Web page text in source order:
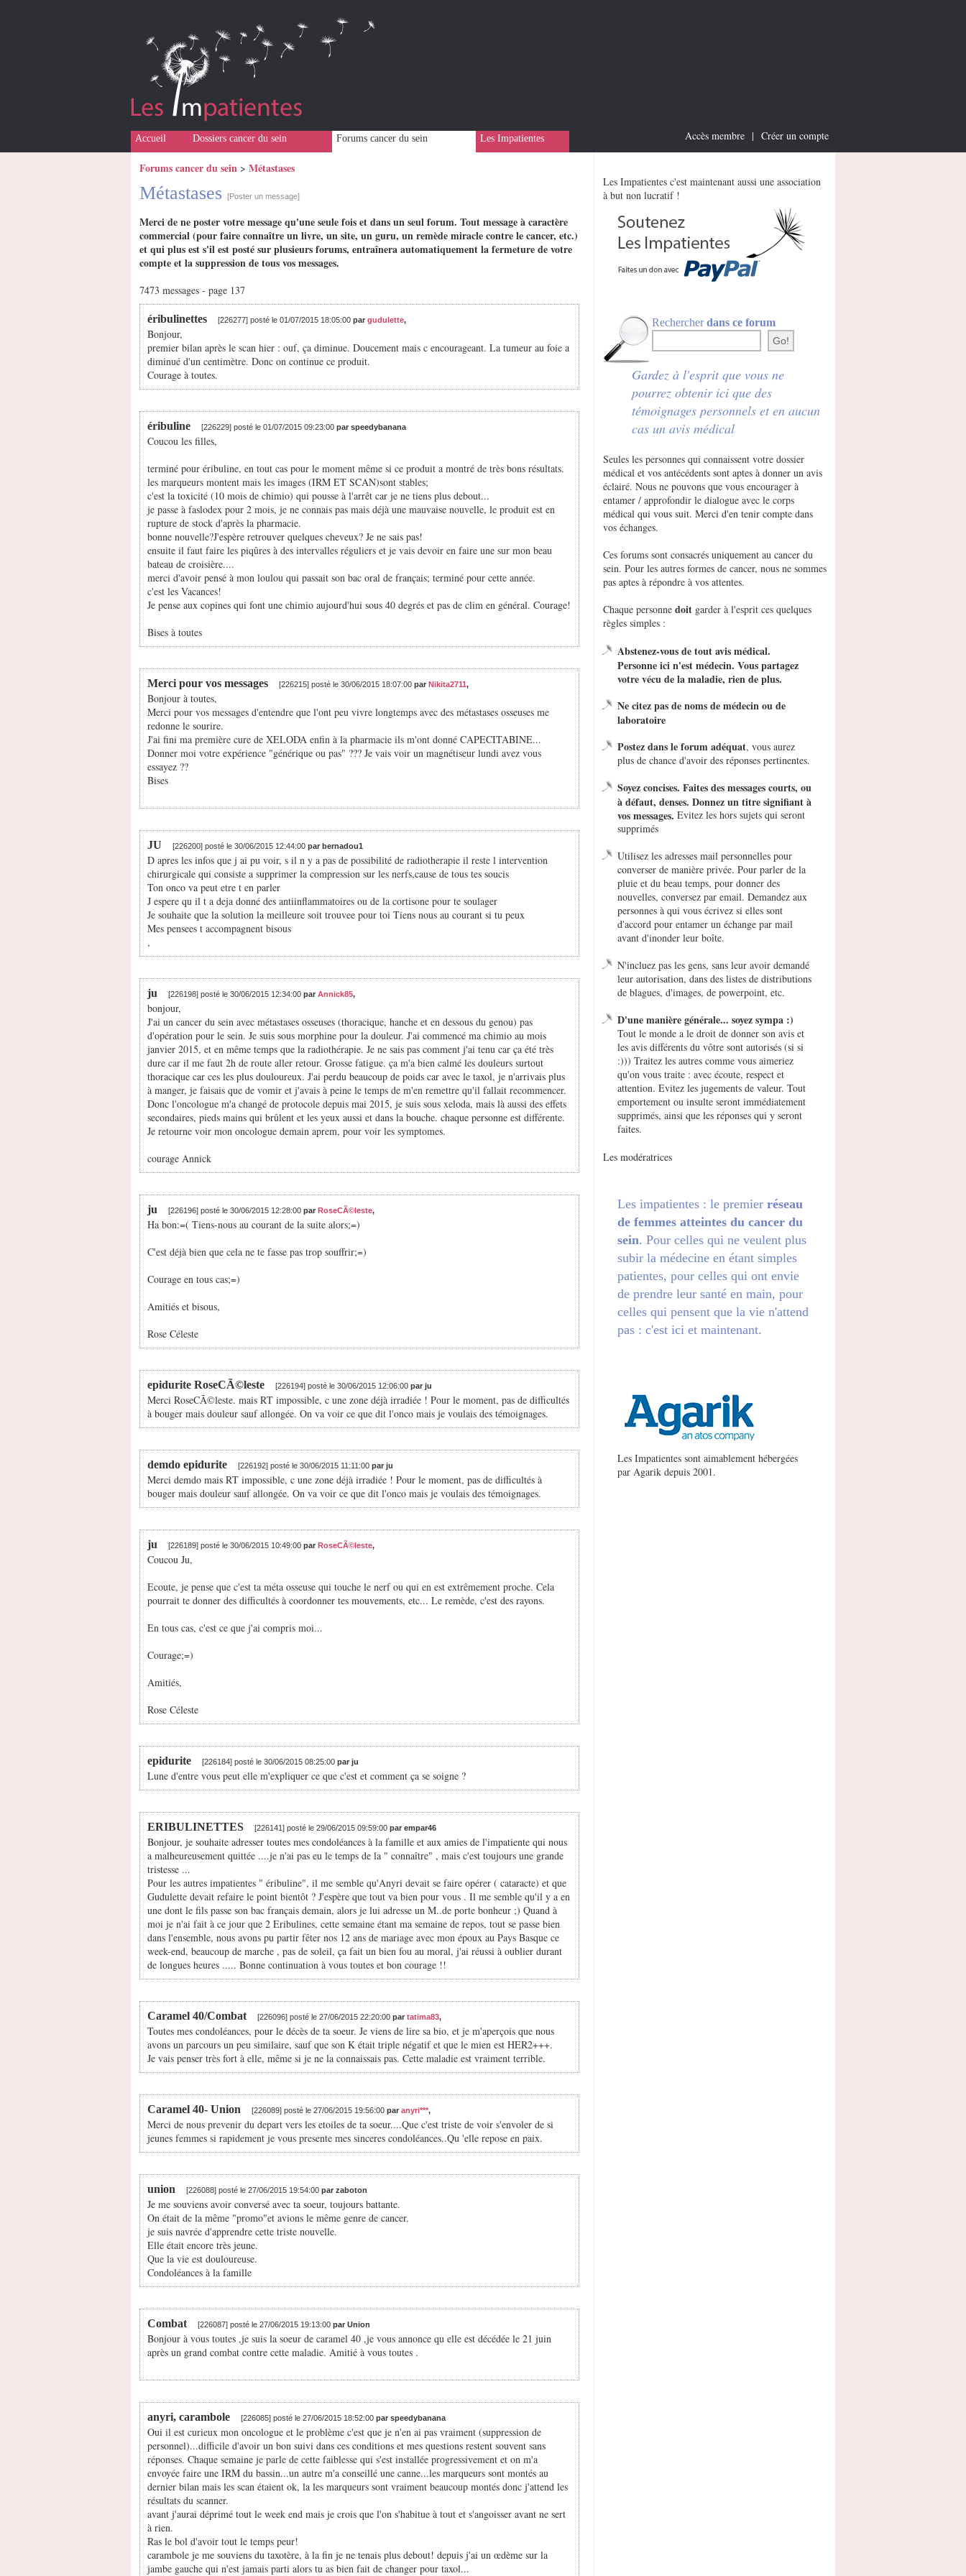
Accueil Dossiers cancer du sein Forums cancer du sein Les Impatientes Accès membre | Créer un compte
Forums cancer du sein > Métastases
Métastases [Poster un message]
Merci de ne poster votre message qu'une seule fois et dans un seul forum. Tout message à caractère
commercial (pour faire connaître un livre, un site, un guru, un remède miracle contre le cancer, etc.)
et qui plus est s'il est posté sur plusieurs forums, entraînera automatiquement la fermeture de votre
compte et la suppression de tous vos messages.
7473 messages - page 137
éribulinettes [226277] posté le 01/07/2015 18:05:00 par gudulette,
Bonjour,
premier bilan après le scan hier : ouf, ça diminue. Doucement mais c encourageant. La tumeur au foie a
diminué d'un centimètre. Donc on continue ce produit.
Courage à toutes.
éribuline [226229] posté le 01/07/2015 09:23:00 par speedybanana
Coucou les filles,
terminé pour éribuline, en tout cas pour le moment même si ce produit a montré de très bons résultats.
les marqueurs montent mais les images (IRM ET SCAN)sont stables;
c'est la toxicité (10 mois de chimio) qui pousse à l'arrêt car je ne tiens plus debout...
je passe à faslodex pour 2 mois, je ne connais pas mais déjà une mauvaise nouvelle, le produit est en
rupture de stock d'après la pharmacie.
bonne nouvelle?J'espère retrouver quelques cheveux? Je ne sais pas!
ensuite il faut faire les piqûres à des intervalles réguliers et je vais devoir en faire une sur mon beau
bateau de croisière....
merci d'avoir pensé à mon loulou qui passait son bac oral de français; terminé pour cette année.
c'est les Vacances!
Je pense aux copines qui font une chimio aujourd'hui sous 40 degrés et pas de clim en général. Courage!
Bises à toutes
Merci pour vos messages [226215] posté le 30/06/2015 18:07:00 par Nikita2711,
Bonjour à toutes,
Merci pour vos messages d'entendre que l'ont peu vivre longtemps avec des métastases osseuses me
redonne le sourire.
J'ai fini ma première cure de XELODA enfin à la pharmacie ils m'ont donné CAPECITABINE...
Donner moi votre expérience "générique ou pas" ??? Je vais voir un magnétiseur lundi avez vous
essayez ??
Bises
JU [226200] posté le 30/06/2015 12:44:00 par bernadou1
D apres les infos que j ai pu voir, s il n y a pas de possibilité de radiotherapie il reste l intervention
chirurgicale qui consiste a supprimer la compression sur les nerfs,cause de tous tes soucis
Ton onco va peut etre t en parler
J espere qu il t a deja donné des antiinflammatoires ou de la cortisone pour te soulager
Je souhaite que la solution la meilleure soit trouvee pour toi Tiens nous au courant si tu peux
Mes pensees t accompagnent bisous
,
ju [226198] posté le 30/06/2015 12:34:00 par Annick85,
bonjour,
J'ai un cancer du sein avec métastases osseuses (thoracique, hanche et en dessous du genou) pas
d'opération pour le sein. Je suis sous morphine pour la douleur. J'ai commencé ma chimio au mois
janvier 2015, et en même temps que la radiothérapie. Je ne sais pas comment j'ai tenu car ça été très
dure car il me faut 2h de route aller retour. Grosse fatigue. ça m'a bien calmé les douleurs surtout
thoracique car ces les plus douloureux. J'ai perdu beaucoup de poids car avec le taxol, je n'arrivais plus
à manger, je faisais que de vomir et j'avais à peine le temps de m'en remettre qu'il fallait recommencer.
Donc l'oncologue m'a changé de protocole depuis mai 2015, je suis sous xeloda, mais là aussi des effets
secondaires, pieds mains qui brûlent et les yeux aussi et dans la bouche. chaque personne est différente.
Je retourne voir mon oncologue demain aprem, pour voir les symptomes.
courage Annick
ju [226196] posté le 30/06/2015 12:28:00 par RoseCÃ©leste,
Ha bon:=( Tiens-nous au courant de la suite alors;=)
C'est déjà bien que cela ne te fasse pas trop souffrir;=)
Courage en tous cas;=)
Amitiés et bisous,
Rose Céleste
epidurite RoseCÃ©leste [226194] posté le 30/06/2015 12:06:00 par ju
Merci RoseCÃ©leste. mais RT impossible, c une zone déjà irradiée ! Pour le moment, pas de difficultés
à bouger mais douleur sauf allongée. On va voir ce que dit l'onco mais je voulais des témoignages.
demdo epidurite [226192] posté le 30/06/2015 11:11:00 par ju
Merci demdo mais RT impossible, c une zone déjà irradiée ! Pour le moment, pas de difficultés à
bouger mais douleur sauf allongée. On va voir ce que dit l'onco mais je voulais des témoignages.
ju [226189] posté le 30/06/2015 10:49:00 par RoseCÃ©leste,
Coucou Ju,
Ecoute, je pense que c'est ta méta osseuse qui touche le nerf ou qui en est extrêmement proche. Cela
pourrait te donner des difficultés à coordonner tes mouvements, etc... Le remède, c'est des rayons.
En tous cas, c'est ce que j'ai compris moi...
Courage;=)
Amitiés,
Rose Céleste
epidurite [226184] posté le 30/06/2015 08:25:00 par ju
Lune d'entre vous peut elle m'expliquer ce que c'est et comment ça se soigne ?
ERIBULINETTES [226141] posté le 29/06/2015 09:59:00 par empar46
Bonjour, je souhaite adresser toutes mes condoléances à la famille et aux amies de l'impatiente qui nous
a malheureusement quittée ....je n'ai pas eu le temps de la " connaître" , mais c'est toujours une grande
tristesse ...
Pour les autres impatientes " éribuline", il me semble qu'Anyri devait se faire opérer ( cataracte) et que
Gudulette devait refaire le point bientôt ? J'espère que tout va bien pour vous . Il me semble qu'il y a en
une dont le fils passe son bac français demain, alors je lui adresse un M..de porte bonheur ;) Quand à
moi je n'ai fait à ce jour que 2 Eribulines, cette semaine étant ma semaine de repos, tout se passe bien
dans l'ensemble, nous avons pu partir fêter nos 12 ans de mariage avec mon époux au Pays Basque ce
week-end, beaucoup de marche , pas de soleil, ça fait un bien fou au moral, j'ai réussi à oublier durant
de longues heures ..... Bonne continuation à vous toutes et bon courage !!
Caramel 40/Combat [226096] posté le 27/06/2015 22:20:00 par tatima83,
Toutes mes condoléances, pour le décès de ta soeur. Je viens de lire sa bio, et je m'aperçois que nous
avons un parcours un peu similaire, sauf que son K était triple négatif et que le mien est HER2+++.
Je vais penser très fort à elle, même si je ne la connaissais pas. Cette maladie est vraiment terrible.
Caramel 40- Union [226089] posté le 27/06/2015 19:56:00 par anyri***,
Merci de nous prevenir du depart vers les etoiles de ta soeur....Que c'est triste de voir s'envoler de si
jeunes femmes si rapidement je vous presente mes sinceres condoléances..Qu 'elle repose en paix.
union [226088] posté le 27/06/2015 19:54:00 par zaboton
Je me souviens avoir conversé avec ta soeur, toujours battante.
On était de la même "promo"et avions le même genre de cancer.
je suis navrée d'apprendre cette triste nouvelle.
Elle était encore très jeune.
Que la vie est douloureuse.
Condoléances à la famille
Combat [226087] posté le 27/06/2015 19:13:00 par Union
Bonjour à vous toutes ,je suis la soeur de caramel 40 ,je vous annonce qu elle est décédée le 21 juin
après un grand combat contre cette maladie. Amitié à vous toutes .
anyri, carambole [226085] posté le 27/06/2015 18:52:00 par speedybanana
Oui il est curieux mon oncologue et le problème c'est que je n'en ai pas vraiment (suppression de
personnel)...difficile d'avoir un bon suivi dans ces conditions et mes questions restent souvent sans
réponses. Chaque semaine je parle de cette faiblesse qui s'est installée progressivement et on m'a
envoyée faire une IRM du bassin...un autre m'a conseillé une canne...les marqueurs sont montés au
dernier bilan mais les scan étaient ok, la les marqueurs sont vraiment beaucoup montés donc j'attend les
résultats du scanner.
avant j'aurai déprimé tout le week end mais je crois que l'on s'habitue à tout et s'angoisser avant ne sert
à rien.
Ras le bol d'avoir tout le temps peur!
carambole je me souviens du taxotère, à la fin je ne tenais plus debout! depuis j'ai un œdème sur la
jambe gauche qui n'est jamais parti alors tu as bien fait de changer pour taxol...
Les Impatientes c'est maintenant aussi une association
à but non lucratif !
Rechercherdans ce forum
Gardez à l'esprit que vous ne
pourrez obtenir ici que des
témoignages personnels et en aucun
cas un avis médical
Seules les personnes qui connaissent votre dossier
médical et vos antécédents sont aptes à donner un avis
éclairé. Nous ne pouvons que vous encourager à
entamer / approfondir le dialogue avec le corps
médical qui vous suit. Merci d'en tenir compte dans
vos échanges.
Ces forums sont consacrés uniquement au cancer du
sein. Pour les autres formes de cancer, nous ne sommes
pas aptes à répondre à vos attentes.
Chaque personne doit garder à l'esprit ces quelques
règles simples :
Abstenez-vous de tout avis médical.
Personne ici n'est médecin. Vous partagez
votre vécu de la maladie, rien de plus.
Ne citez pas de noms de médecin ou de
laboratoire
Postez dans le forum adéquat, vous aurez
plus de chance d'avoir des réponses pertinentes.
Soyez concises. Faites des messages courts, ou
à défaut, denses. Donnez un titre signifiant à
vos messages. Evitez les hors sujets qui seront
supprimés
Utilisez les adresses mail personnelles pour
converser de manière privée. Pour parler de la
pluie et du beau temps, pour donner des
nouvelles, conversez par email. Demandez aux
personnes à qui vous écrivez si elles sont
d'accord pour entamer un échange par mail
avant d'inonder leur boîte.
N'incluez pas les gens, sans leur avoir demandé
leur autorisation, dans des listes de distributions
de blagues, d'images, de powerpoint, etc.
D'une manière générale... soyez sympa :)
Tout le monde a le droit de donner son avis et
les avis différents du vôtre sont autorisés (si si
:))) Traitez les autres comme vous aimeriez
qu'on vous traite : avec écoute, respect et
attention. Evitez les jugements de valeur. Tout
emportement ou insulte seront immédiatement
supprimés, ainsi que les réponses qui y seront
faites.
Les modératrices
Les impatientes : le premier réseau
de femmes atteintes du cancer du
sein. Pour celles qui ne veulent plus
subir la médecine en étant simples
patientes, pour celles qui ont envie
de prendre leur santé en main, pour
celles qui pensent que la vie n'attend
pas : c'est ici et maintenant.
Les Impatientes sont aimablement hébergées
par Agarik depuis 2001.